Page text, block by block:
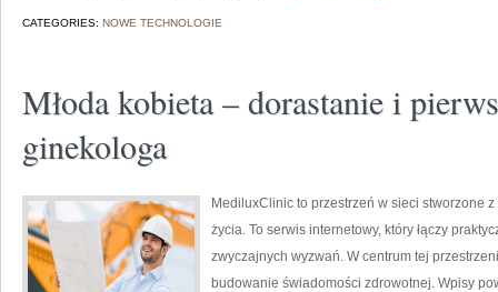
CATEGORIES: NOWE TECHNOLOGIE
Młoda kobieta – dorastanie i
ginekologa
MediluxClinic to przestrzeń w sieci stworzone
życia. To serwis internetowy, który łączy
zwyczajnych wyzwań. W centrum tej
budowanie świadomości zdrowotnej. Wpisy